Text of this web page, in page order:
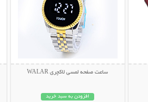
ساعت صفحه لمسی لاکچری WALAR
افزودن به سبد خرید